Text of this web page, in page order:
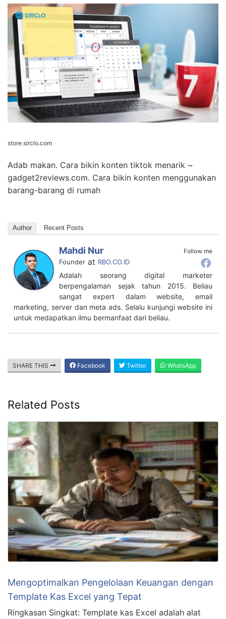
store.sirclo.com
Adab makan. Cara bikin konten tiktok menarik ~
gadget2reviews.com. Cara bikin konten menggunakan
barang-barang di rumah
Author Recent Posts
Follow me
Mahdi Nur
Founder at RBO.CO.ID
Adalah seorang digital marketer
berpengalaman sejak tahun 2015. Beliau
sangat expert dalam website, email
marketing, server dan meta ads. Selalu kunjungi website ini
untuk medapatkan ilmu bermanfaat dari beliau.
SHARE THIS Facebook Twitter WhatsApp
Related Posts
Mengoptimalkan Pengelolaan Keuangan dengan
Template Kas Excel yang Tepat
Ringkasan Singkat: Template kas Excel adalah alat